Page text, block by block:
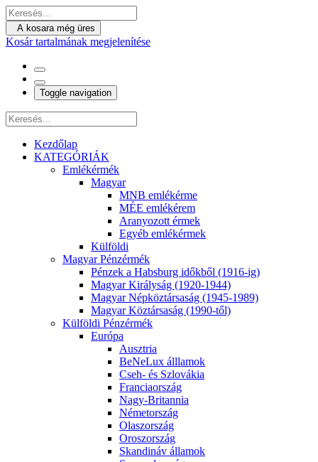
A kosara még üres
Kosár tartalmának megjelenítése
Toggle navigation
Kezdőlap
KATEGÓRIÁK
Emlékérmék
Magyar
MNB emlékérme
MÉE emlékérem
Aranyozott érmek
Egyéb emlékérmek
Külföldi
Magyar Pénzérmék
Pénzek a Habsburg időkből (1916-ig)
Magyar Királyság (1920-1944)
Magyar Népköztársaság (1945-1989)
Magyar Köztársaság (1990-től)
Külföldi Pénzérmék
Európa
Ausztria
BeNeLux álllamok
Cseh- és Szlovákia
Franciaország
Nagy-Britannia
Németország
Olaszország
Oroszország
Skandináv államok